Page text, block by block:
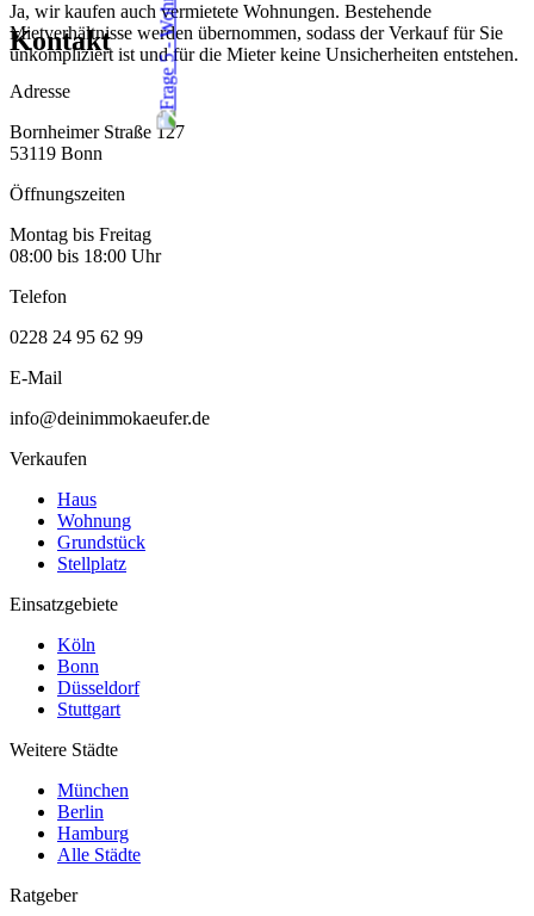
Ja, wir kaufen auch vermietete Wohnungen. Bestehende
Mietverhältnisse werden übernommen, sodass der Verkauf für Sie
unkompliziert ist und für die Mieter keine Unsicherheiten entstehen.
Kontakt
Adresse
Bornheimer Straße 127
53119 Bonn
Öffnungszeiten
Montag bis Freitag
08:00 bis 18:00 Uhr
Telefon
0228 24 95 62 99
E-Mail
info@deinimmokaeufer.de
Verkaufen
Haus
Wohnung
Grundstück
Stellplatz
Einsatzgebiete
Köln
Bonn
Düsseldorf
Stuttgart
Weitere Städte
München
Berlin
Hamburg
Alle Städte
Ratgeber